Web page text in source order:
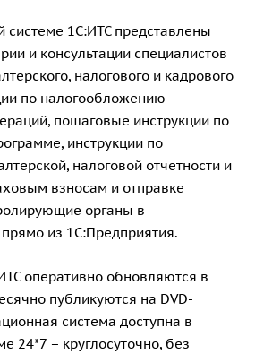
1С:ИТС представлены
и консультации специалистов
налогового и кадрового
по налогообложению
пошаговые инструкции по
инструкции по
налоговой отчетности и
взносам и отправке
органы в
из 1С:Предприятия.
оперативно обновляются в
публикуются на DVD-
система доступна в
24*7 – круглосуточно, без